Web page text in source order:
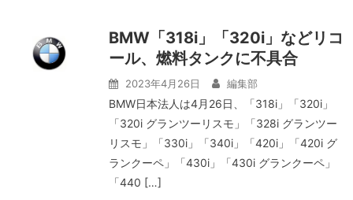
BMW「318i」「320i」などリコ
ール、燃料タンクに不具合
2023年4月26日 編集部
BMW日本法人は4月26日、「318i」「320i」
「320i グランツーリスモ」「328i グランツー
リスモ」「330i」「340i」「420i」「420i グ
ランクーペ」「430i」「430i グランクーペ」
「440 […]